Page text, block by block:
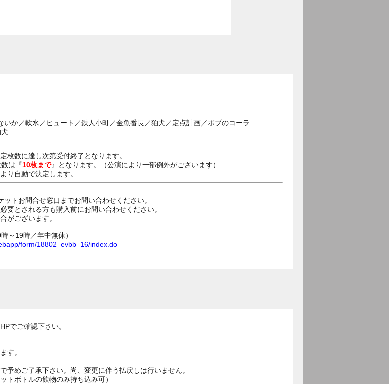
か／軟水／ピュート／鉄人小町／金魚番長／狛犬／定点計画／ボブのコーラ
枚数に達し次第受付終了となります。
は『10枚まで』となります。（公演により一部例外がございます）
り自動で決定します。
トお問合せ窓口までお問い合わせください。
要とされる方も購入前にお問い合わせください。
がございます。
～19時／年中無休）
form/18802_evbb_16/index.do
でご確認下さい。
す。
めご了承下さい。尚、変更に伴う払戻しは行いません。
トボトルの飲物のみ持ち込み可）